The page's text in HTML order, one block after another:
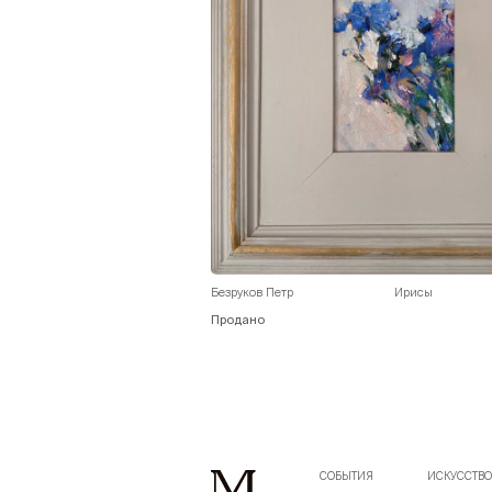
Безруков Петр Ирисы
Продано
СОБЫТИЯ ИСКУССТВО